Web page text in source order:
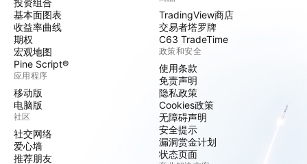
投资组合
基本面图表
收益率曲线
期权
宏观地图
Pine Script®
应用程序
移动版
电脑版
社区
社交网络
爱心墙
推荐朋友
TradingView商店
交易者塔罗牌
C63 TradeTime
政策和安全
使用条款
免责声明
隐私政策
Cookies政策
无障碍声明
安全提示
漏洞赏金计划
状态页面